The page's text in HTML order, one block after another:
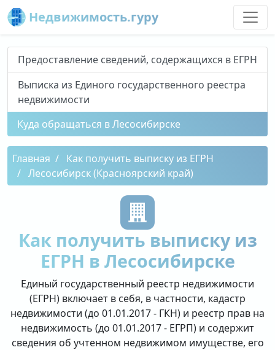
Недвижимость.гуру
Предоставление сведений, содержащихся в ЕГРН
Выписка из Единого государственного реестра
недвижимости
Куда обращаться в Лесосибирске
Главная
Как получить выписку из ЕГРН
Лесосибирск (Красноярский край)
Как получить выписку из
ЕГРН в Лесосибирске
Единый государственный реестр недвижимости
(ЕГРН) включает в себя, в частности, кадастр
недвижимости (до 01.01.2017 - ГКН) и реестр прав на
недвижимость (до 01.01.2017 - ЕГРП) и содержит
сведения об учтенном недвижимом имуществе, его